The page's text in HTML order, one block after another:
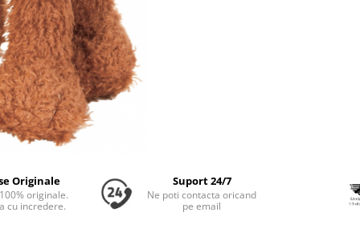
Originale
originale.
cu incredere.
Suport 24/7
Ne poti contacta oricand
pe email